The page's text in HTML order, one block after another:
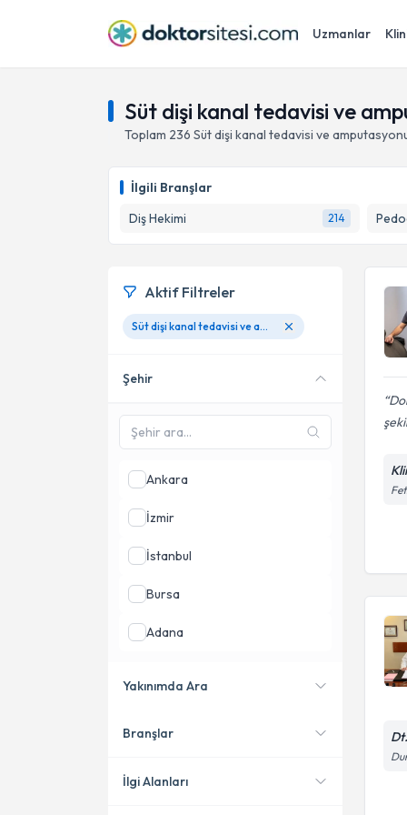
Uzmanlar
Süt dişi kanal tedavisi ve
Toplam 236 Süt dişi kanal tedavisi ve
İlgili Branşlar
Diş Hekimi
214
Aktif Filtreler
Süt dişi kanal tedavisi ve amputasyonu
Şehir
Ankara
İzmir
İstanbul
Bursa
Adana
Yakınımda Ara
Konumuma yakın uzmanları
Branşlar
İlgi Alanları